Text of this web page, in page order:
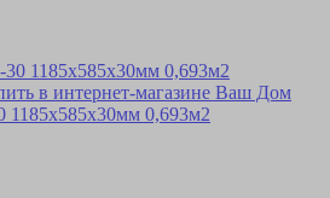
1185х585х30мм 0,693м2